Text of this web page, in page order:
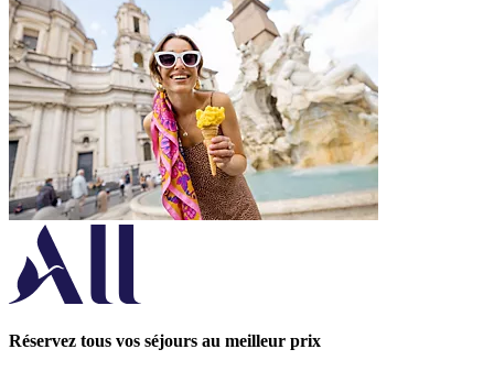
Réservez tous vos séjours au meilleur prix